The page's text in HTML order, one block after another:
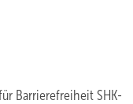
Barrierefreiheit SHK-